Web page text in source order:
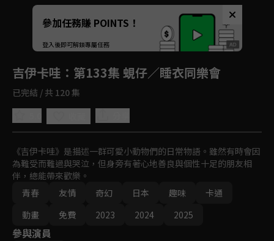
Unmute
如有不便請見諒
參加任務賺 POINTS！
登入後即可解鎖專屬任務
吉伊卡哇 ：第133集 蜆仔／睡衣同樂會
已完結 / 共 120 集
《吉伊卡哇》是描述一群可愛小動物們的日常物語。雖然有時會因
為難受而難過與哭泣，但身旁有著心地善良與個性十足的朋友相
伴，總能帶來歡樂。
青春
友情 奇幻 日本 趣味
卡通
動畫
免費 2023 2024 2025
參與演員